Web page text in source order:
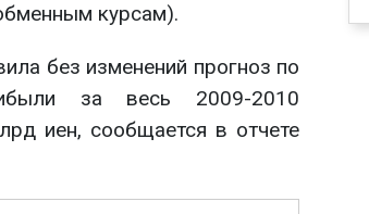
курсам).
без изменений прогноз по
за весь 2009-2010
иен, сообщается в отчете